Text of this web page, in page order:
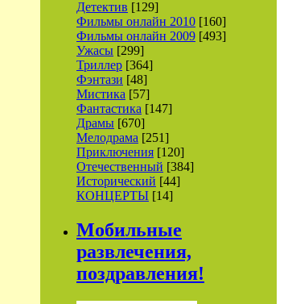
Детектив [129]
Фильмы онлайн 2010 [160]
Фильмы онлайн 2009 [493]
Ужасы [299]
Триллер [364]
Фэнтази [48]
Мистика [57]
Фантастика [147]
Драмы [670]
Мелодрама [251]
Приключения [120]
Отечественный [384]
Исторический [44]
КОНЦЕРТЫ [14]
Мобильные
развлечения,
поздравления!